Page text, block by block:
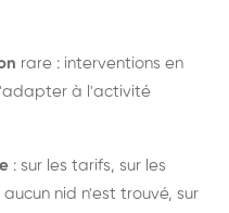
rare : interventions en
à l'activité
: sur les tarifs, sur les
nid n'est trouvé, sur